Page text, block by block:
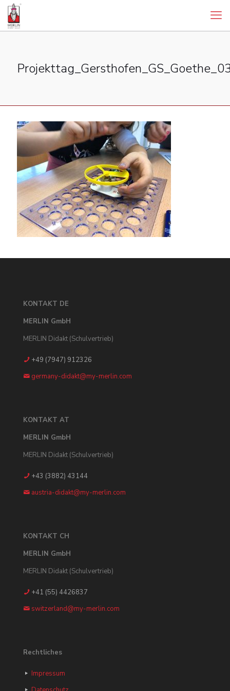
KONTAKT DE
MERLIN GmbH
MERLIN Didakt (Schulvertrieb)
+49 (7947) 912326
germany-didakt@my-merlin.com
KONTAKT AT
MERLIN GmbH
MERLIN Didakt (Schulvertrieb)
+43 (3882) 43144
austria-didakt@my-merlin.com
KONTAKT CH
MERLIN GmbH
MERLIN Didakt (Schulvertrieb)
+41 (55) 4426837
switzerland@my-merlin.com
Rechtliches
Impressum